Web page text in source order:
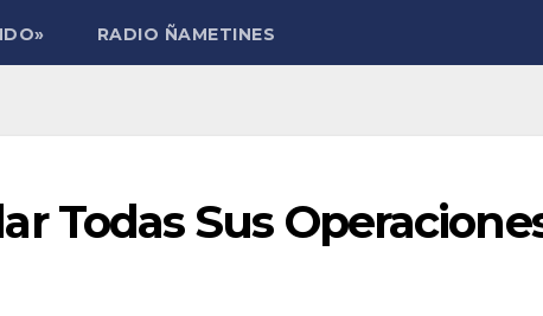
RADIO ÑAMETINES
Todas Sus